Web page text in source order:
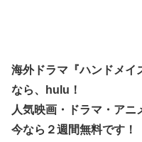
海外ドラマ『ハンドメイ
なら、
hulu！
人気映画・ドラマ・アニ
今なら２週間無料です！